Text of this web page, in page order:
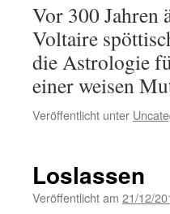
Vor 300 Jahren
Voltaire
die Astrologie
einer weisen
Veröffentlicht unter
Loslassen
Veröffentlicht am 21/12/